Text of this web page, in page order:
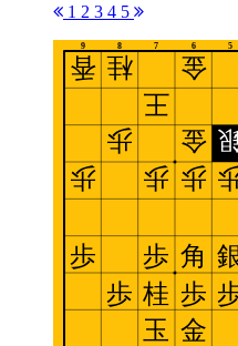
1 2 3 4 5